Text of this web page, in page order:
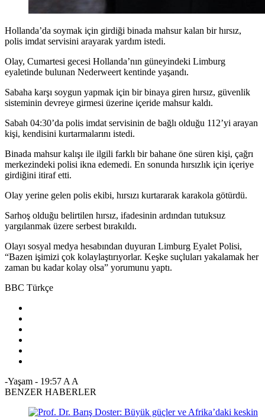
Hollanda’da soymak için girdiği binada mahsur kalan bir hırsız,
polis imdat servisini arayarak yardım istedi.
Olay, Cumartesi gecesi Hollanda’nın güneyindeki Limburg
eyaletinde bulunan Nederweert kentinde yaşandı.
Sabaha karşı soygun yapmak için bir binaya giren hırsız, güvenlik
sisteminin devreye girmesi üzerine içeride mahsur kaldı.
Sabah 04:30’da polis imdat servisinin de bağlı olduğu 112’yi arayan
kişi, kendisini kurtarmalarını istedi.
Binada mahsur kalışı ile ilgili farklı bir bahane öne süren kişi, çağrı
merkezindeki polisi ikna edemedi. En sonunda hırsızlık için içeriye
girdiğini itiraf etti.
Olay yerine gelen polis ekibi, hırsızı kurtararak karakola götürdü.
Sarhoş olduğu belirtilen hırsız, ifadesinin ardından tutuksuz
yargılanmak üzere serbest bırakıldı.
Olayı sosyal medya hesabından duyuran Limburg Eyalet Polisi,
“Bazen işimizi çok kolaylaştırıyorlar. Keşke suçluları yakalamak her
zaman bu kadar kolay olsa” yorumunu yaptı.
BBC Türkçe
-Yaşam - 19:57 A A
BENZER HABERLER